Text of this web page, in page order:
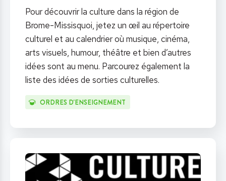
Pour découvrir la culture dans la région de
Brome-Missisquoi, jetez un œil au répertoire
culturel et au calendrier où musique, cinéma,
arts visuels, humour, théâtre et bien d’autres
idées sont au menu. Parcourez également la
liste des idées de sorties culturelles.
ORDRES D'ENSEIGNEMENT